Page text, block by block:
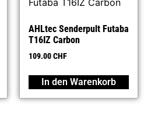
AHLtec Senderpult Futaba
T16IZ Carbon
109.00CHF
In den Warenkorb